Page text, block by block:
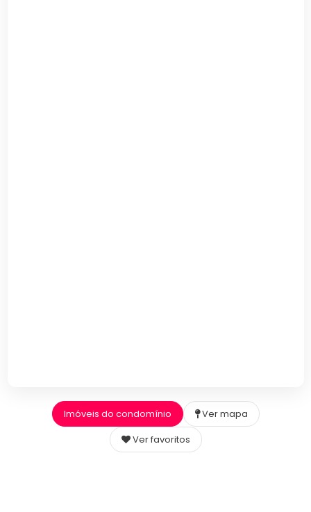
Imóveis do condomínio
Ver mapa
Ver favoritos